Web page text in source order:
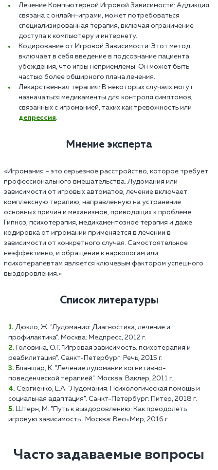
Лечение Компьютерной Игровой Зависимости: Аддикция
связана с онлайн-играми, может потребоваться
специализированная терапия, включая ограничение
доступа к компьютеру и интернету.
Кодирование от Игровой Зависимости: Этот метод
включает в себя введение в подсознание пациента
убеждения, что игры неприемлемы. Он может быть
частью более обширного плана лечения.
Лекарственная терапия: В некоторых случаях могут
назначаться медикаменты для контроля симптомов,
связанных с игроманией, таких как тревожность или
депрессия.
Мнение эксперта
«Игромания – это серьезное расстройство, которое требует
профессионального вмешательства. Лудомания или
зависимости от игровых автоматов, лечение включает
комплексную терапию, направленную на устранение
основных причин и механизмов, приводящих к проблеме.
Гипноз, психотерапия, медикаментозное терапия и даже
кодировка от игромании применяется в лечении в
зависимости от конкретного случая. Самостоятельное
неэффективно, и обращение к наркологам или
психотерапевтам является ключевым фактором успешного
выздоровления.»
Список литературы
Дюкло, Ж. "Лудомания: Диагностика, лечение и
профилактика". Москва: Медпресс, 2012 г.
Головина, О.Г. "Игровая зависимость: психотерапия и
реабилитация". Санкт-Петербург: Речь, 2015 г.
Бланшар, К. "Лечение лудомании когнитивно-
поведенческой терапией". Москва: Ваклер, 2011 г.
Сергиенко, Е.А. "Лудомания: Психологическая помощь и
социальная адаптация". Санкт-Петербург: Питер, 2018 г.
Штерн, М. "Путь к выздоровлению: Как преодолеть
игровую зависимость". Москва: Весь Мир, 2016 г.
Часто задаваемые вопросы